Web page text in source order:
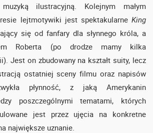
ilustracyjną. Kolejnym małym
lejtmotywiki jest spektakularne King
się od fanfary dla słynnego króla, a
Roberta (po drodze mamy kilka
Jest on zbudowany na kształt suity, lecz
ostatniej sceny filmu oraz napisów
płynność, z jaką Amerykanin
poszczególnymi tematami, których
jest przez ujęcia na konkretne
największe uznanie.